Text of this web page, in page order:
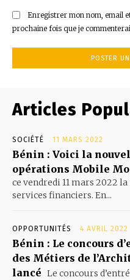
Enregistrer mon nom, email
prochaine fois que je
Articles
SOCIÉTÉ 11 MARS 2022
Bénin : Voici la
opérations Mobile
ce vendredi 11 mars 2022
services financiers. En...
OPPORTUNITÉS 4 AVRIL 2022
Bénin : Le concours
des Métiers de
lancé Le concours